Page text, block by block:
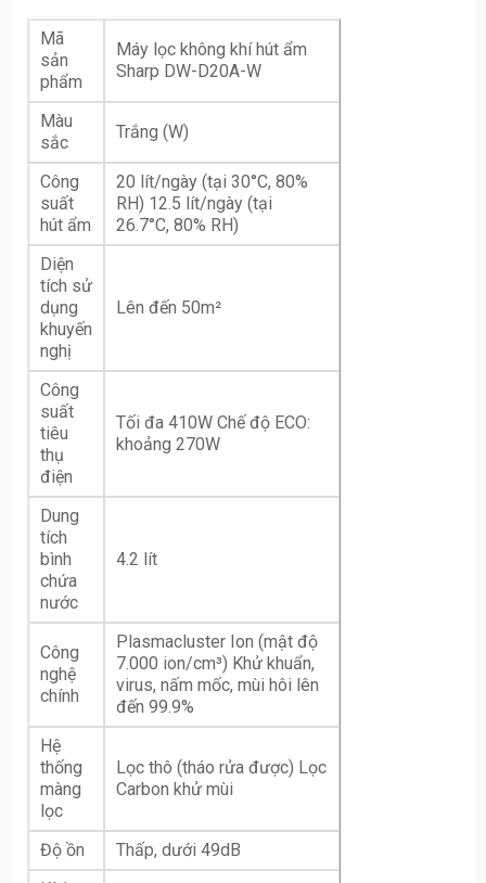
Mã
sản
phẩm
Máy lọc không khí hút ẩm
Sharp DW-D20A-W
Màu
sắc
Trắng (W)
Công
suất
hút ẩm
20 lít/ngày (tại 30°C, 80%
RH) 12.5 lít/ngày (tại
26.7°C, 80% RH)
Diện
tích sử
dụng
khuyến
nghị
Lên đến 50m²
Công
suất
tiêu
thụ
điện
Tối đa 410W Chế độ ECO:
khoảng 270W
Dung
tích
bình
chứa
nước
4.2 lít
Công
nghệ
chính
Plasmacluster Ion (mật độ
7.000 ion/cm³) Khử khuẩn,
virus, nấm mốc, mùi hôi lên
đến 99.9%
Hệ
thống
màng
lọc
Lọc thô (tháo rửa được) Lọc
Carbon khử mùi
Độ ồn
Thấp, dưới 49dB